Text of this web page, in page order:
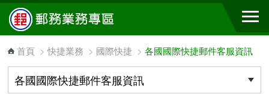
跳到主要內容區塊
首頁 >快捷業務 > 國際快捷 >各國國際快捷郵件客服資訊